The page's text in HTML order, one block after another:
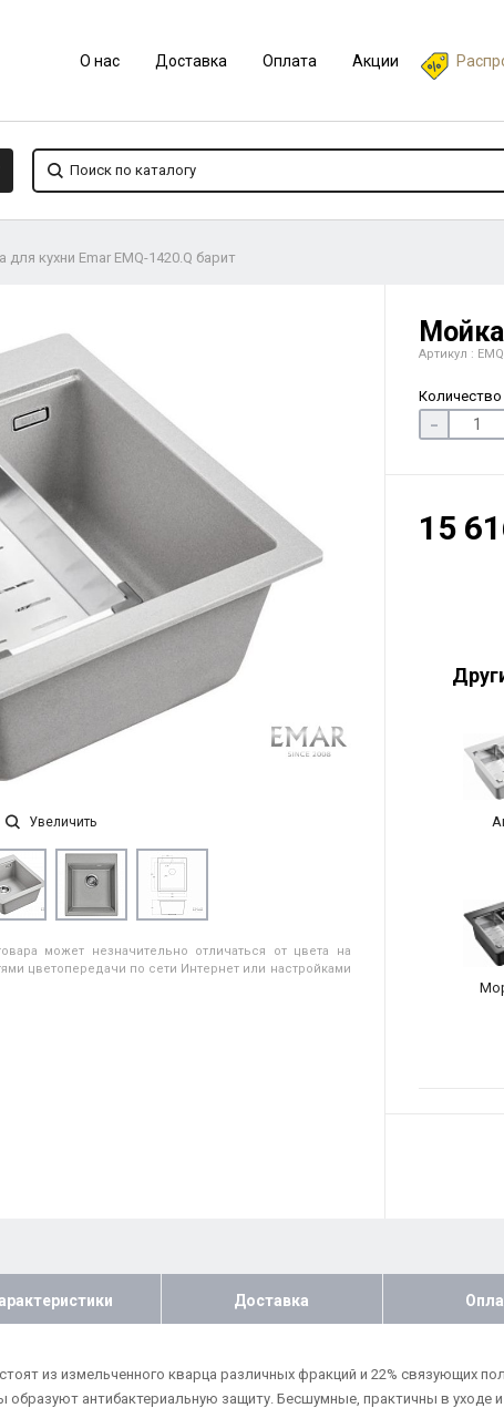
О нас Доставка Оплата Акции
для кухни Еmar EMQ-1420.Q барит
Увеличить
может незначительно отличаться от цвета на
цветопередачи по сети Интернет или настройками
Артикул :
Количество
-
15
Доставка
из измельченного кварца различных фракций и 22% связующих
антибактериальную защиту. Бесшумные, практичны в уходе и